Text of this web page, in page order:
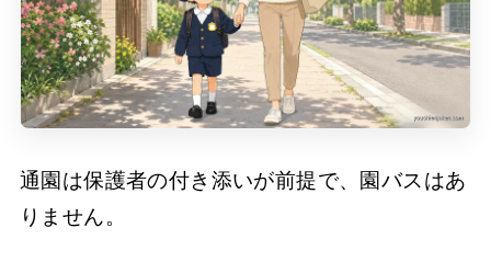
通園は保護者の付き添いが前提で、園バスはあ
りません。